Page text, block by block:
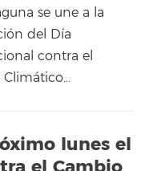
se une a la
del Día
contra el
lunes el